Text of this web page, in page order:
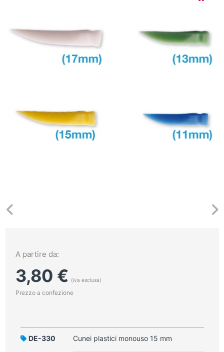
A partire da:
3,80 € (iva esclusa)
Prezzo a confezione
DE-330 Cunei plastici monouso 15 mm